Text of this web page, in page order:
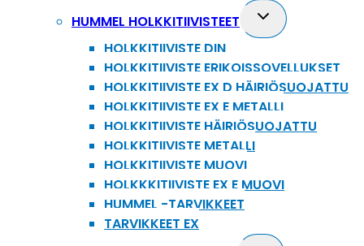
HUMMEL HOLKKITIIVISTEET
Toggle
child
HOLKKITIIVISTE DIN
HOLKKITIIVISTE ERIKOISSOVELLUKSET
HOLKKITIIVISTE EX D HÄIRIÖSUOJATTU
HOLKKITIIVISTE EX E METALLI
HOLKKITIIVISTE HÄIRIÖSUOJATTU
HOLKKITIIVISTE METALLI
HOLKKITIIVISTE MUOVI
HOLKKKITIIVISTE EX E MUOVI
HUMMEL -TARVIKKEET
TARVIKKEET EX